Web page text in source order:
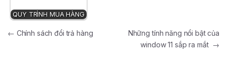
QUY TRÌNH MUA HÀNG
Điều hướng bài viết
← Chính sách đổi trả hàng
Những tính năng nổi bật của
window 11 sắp ra mắt →